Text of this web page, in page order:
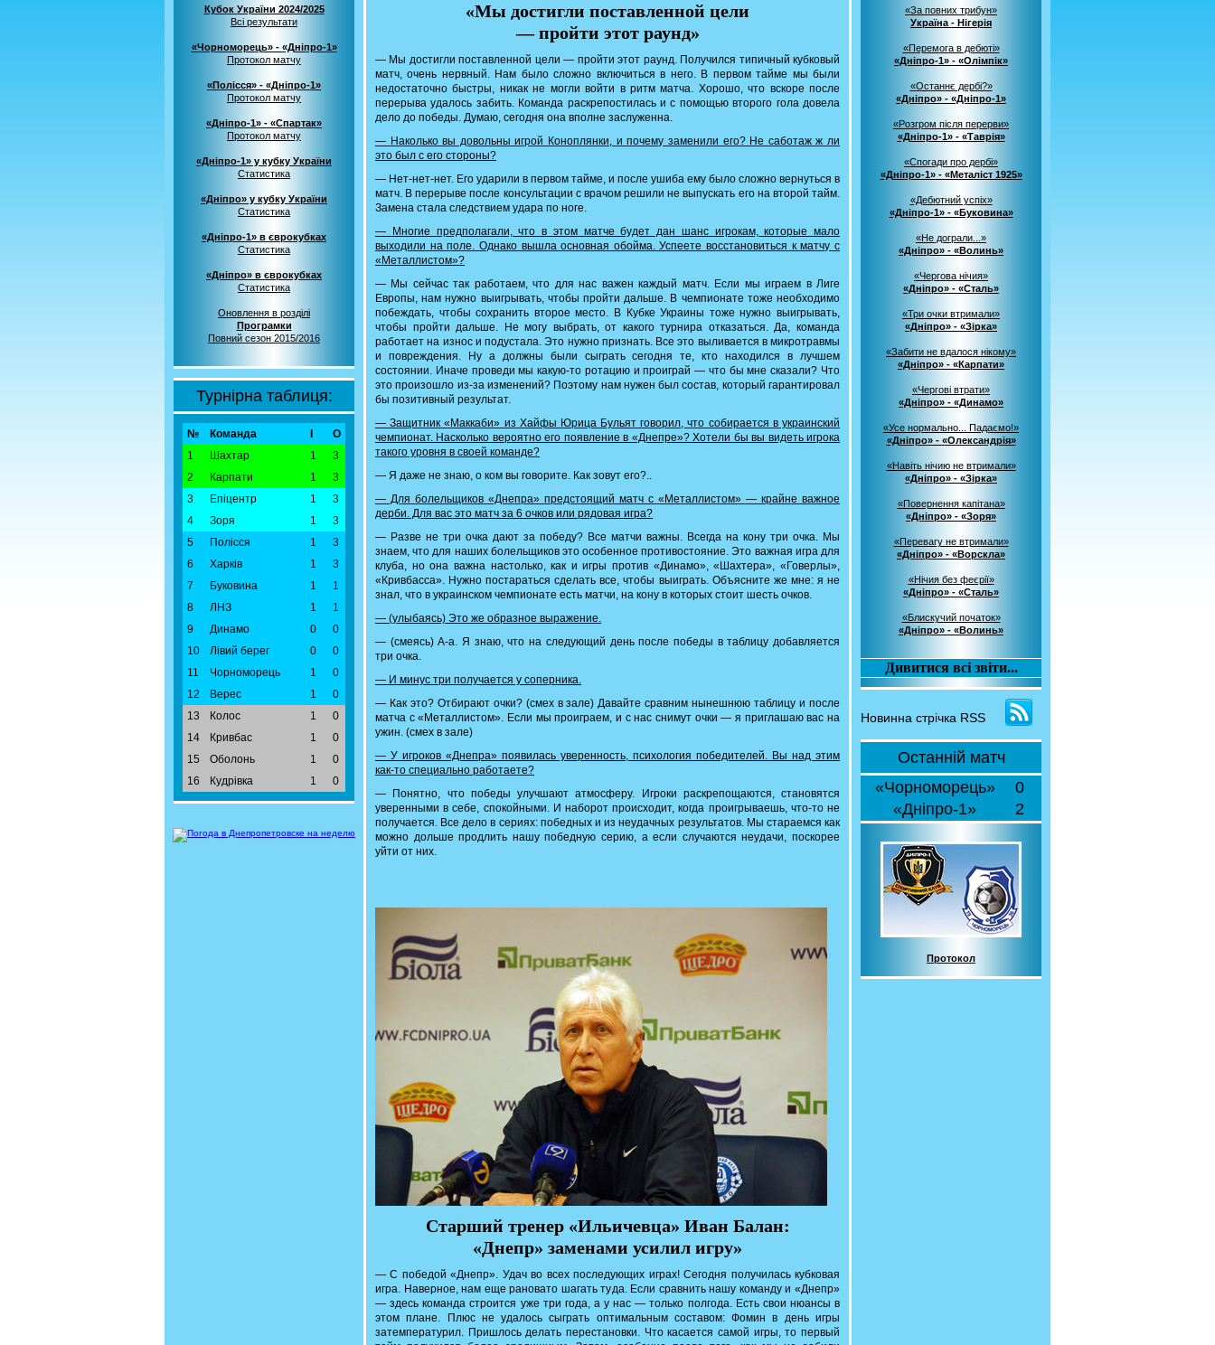
Кубок України 2024/2025
Всі результати
«Чорноморець» - «Дніпро-1»
Протокол матчу
«Полісся» - «Дніпро-1»
Протокол матчу
«Дніпро-1» - «Спартак»
Протокол матчу
«Дніпро-1» у кубку України
Статистика
«Дніпро» у кубку України
Статистика
«Дніпро-1» в єврокубках
Статистика
«Дніпро» в єврокубках
Статистика
Оновлення в розділі
Програмки
Повний сезон 2015/2016
Турнірна таблиця:
№ Команда
О
1
Шахтар 1
3
2
Карпати 1
3
3
Епіцентр 1
3
4
Зоря 1
3
5
Полісся 1
3
6
Харків 1
3
7
Буковина 1
1
8
ЛНЗ 1
1
9
Динамо 0
0
10
Лівий берег 0
0
11
Чорноморець 1
0
12
Верес 1
0
13
Колос 1
0
14
Кривбас 1
0
15
Оболонь 1
0
16
Кудрівка 1 0
«Мы достигли поставленной цели
— пройти этот раунд»
— Мы достигли поставленной цели — пройти этот раунд. Получился типичный кубковый
матч, очень нервный. Нам было сложно включиться в него. В первом тайме мы были
недостаточно быстры, никак не могли войти в ритм матча. Хорошо, что вскоре после
перерыва удалось забить. Команда раскрепостилась и с помощью второго гола довела
дело до победы. Думаю, сегодня она вполне заслуженна.
— Наколько вы довольны игрой Коноплянки, и почему заменили его? Не саботаж ж ли
это был с его стороны?
— Нет-нет-нет. Его ударили в первом тайме, и после ушиба ему было сложно вернуться в
матч. В перерыве после консультации с врачом решили не выпускать его на второй тайм.
Замена стала следствием удара по ноге.
— Многие предполагали, что в этом матче будет дан шанс игрокам, которые мало
выходили на поле. Однако вышла основная обойма. Успеете восстановиться к матчу с
«Металлистом»?
— Мы сейчас так работаем, что для нас важен каждый матч. Если мы играем в Лиге
Европы, нам нужно выигрывать, чтобы пройти дальше. В чемпионате тоже необходимо
побеждать, чтобы сохранить второе место. В Кубке Украины тоже нужно выигрывать,
чтобы пройти дальше. Не могу выбрать, от какого турнира отказаться. Да, команда
работает на износ и подустала. Это нужно признать. Все это выливается в микротравмы
и повреждения. Ну а должны были сыграть сегодня те, кто находился в лучшем
состоянии. Иначе проведи мы какую-то ротацию и проиграй — что бы мне сказали? Что
это произошло из-за изменений? Поэтому нам нужен был состав, который гарантировал
бы позитивный результат.
— Защитник «Маккаби» из Хайфы Юрица Бульят говорил, что собирается в украинский
чемпионат. Насколько вероятно его появление в «Днепре»? Хотели бы вы видеть игрока
такого уровня в своей команде?
— Я даже не знаю, о ком вы говорите. Как зовут его?..
— Для болельщиков «Днепра» предстоящий матч с «Металлистом» — крайне важное
дерби. Для вас это матч за 6 очков или рядовая игра?
— Разве не три очка дают за победу? Все матчи важны. Всегда на кону три очка. Мы
знаем, что для наших болельщиков это особенное противостояние. Это важная игра для
клуба, но она важна настолько, как и игры против «Динамо», «Шахтера», «Говерлы»,
«Кривбасса». Нужно постараться сделать все, чтобы выиграть. Объясните же мне: я не
знал, что в украинском чемпионате есть матчи, на кону в которых стоит шесть очков.
— (улыбаясь) Это же образное выражение.
— (смеясь) А-а. Я знаю, что на следующий день после победы в таблицу добавляется
три очка.
— И минус три получается у соперника.
— Как это? Отбирают очки? (смех в зале) Давайте сравним нынешнюю таблицу и после
матча с «Металлистом». Если мы проиграем, и с нас снимут очки — я приглашаю вас на
ужин. (смех в зале)
— У игроков «Днепра» появилась уверенность, психология победителей. Вы над этим
как-то специально работаете?
— Понятно, что победы улучшают атмосферу. Игроки раскрепощаются, становятся
уверенными в себе, спокойными. И наборот происходит, когда проигрываешь, что-то не
получается. Все дело в сериях: победных и из неудачных результатов. Мы стараемся как
можно дольше продлить нашу победную серию, а если случаются неудачи, поскорее
уйти от них.
Старший тренер «Ильичевца» Иван Балан:
«Днепр» заменами усилил игру»
— С победой «Днепр». Удач во всех последующих играх! Сегодня получилась кубковая
игра. Наверное, нам еще рановато шагать туда. Если сравнить нашу команду и «Днепр»
— здесь команда строится уже три года, а у нас — только полгода. Есть свои нюансы в
этом плане. Плюс не удалось сыграть оптимальным составом: Фомин в день игры
затемпературил. Пришлось делать перестановки. Что касается самой игры, то первый
«За повних трибун»
Україна - Нігерія
«Перемога в дебюті»
«Дніпро-1» - «Олімпік»
«Останнє дербі?»
«Дніпро» - «Дніпро-1»
«Розгром після перерви»
«Дніпро-1» - «Таврія»
«Спогади про дербі»
«Дніпро-1» - «Металіст 1925»
«Дебютний успіх»
«Дніпро-1» - «Буковина»
«Не дограли...»
«Дніпро» - «Волинь»
«Чергова нічия»
«Дніпро» - «Сталь»
«Три очки втримали»
«Дніпро» - «Зірка»
«Забити не вдалося нікому»
«Дніпро» - «Карпати»
«Чергові втрати»
«Дніпро» - «Динамо»
«Усе нормально... Падаємо!»
«Дніпро» - «Олександрія»
«Навіть нічию не втримали»
«Дніпро» - «Зірка»
«Повернення капітана»
«Дніпро» - «Зоря»
«Перевагу не втримали»
«Дніпро» - «Ворскла»
«Нічия без феєрії»
«Дніпро» - «Сталь»
«Блискучий початок»
«Дніпро» - «Волинь»
Дивитися всі звіти...
Новинна стрічка RSS
Останній матч
«Чорноморець»
0
«Дніпро-1»
2
Протокол